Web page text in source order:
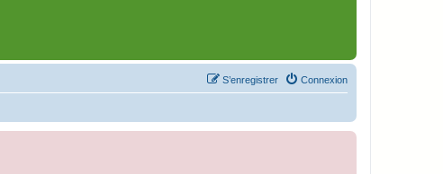
Connexion
S’enregistrer